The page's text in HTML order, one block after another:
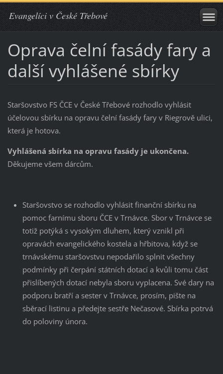
Evangelíci v České Třebové
Oprava čelní fasády fary a
další vyhlášené sbírky
Staršovstvo FS ČCE v České Třebové rozhodlo vyhlásit
účelovou sbírku na opravu čelní fasády fary v Riegrově ulici,
která je hotova.
Vyhlášená sbírka na opravu fasády je ukončena.
Děkujeme všem dárcům.
Staršovstvo se rozhodlo vyhlásit finanční sbírku na
pomoc farnímu sboru ČCE v Trnávce. Sbor v Trnávce se
totiž potýká s vysokým dluhem, který vznikl při
opravách evangelického kostela a hřbitova, když se
trnávskému staršovstvu nepodařilo splnit všechny
podmínky při čerpání státních dotací a kvůli tomu část
přislíbených dotací nebyla sboru vyplacena. Své dary na
podporu bratří a sester v Trnávce, prosím, pište na
sběrací listinu a předejte sestře Nečasové. Sbírka potrvá
do poloviny února.